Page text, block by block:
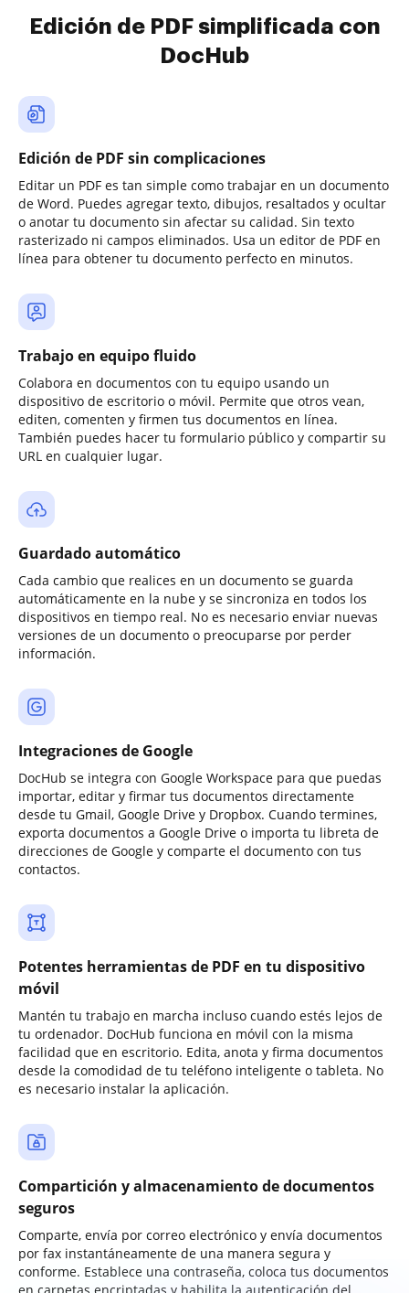
Edición de PDF simplificada con
DocHub
Edición de PDF sin complicaciones
Editar un PDF es tan simple como trabajar en un documento
de Word. Puedes agregar texto, dibujos, resaltados y ocultar
o anotar tu documento sin afectar su calidad. Sin texto
rasterizado ni campos eliminados. Usa un editor de PDF en
línea para obtener tu documento perfecto en minutos.
Trabajo en equipo fluido
Colabora en documentos con tu equipo usando un
dispositivo de escritorio o móvil. Permite que otros vean,
editen, comenten y firmen tus documentos en línea.
También puedes hacer tu formulario público y compartir su
URL en cualquier lugar.
Guardado automático
Cada cambio que realices en un documento se guarda
automáticamente en la nube y se sincroniza en todos los
dispositivos en tiempo real. No es necesario enviar nuevas
versiones de un documento o preocuparse por perder
información.
Integraciones de Google
DocHub se integra con Google Workspace para que puedas
importar, editar y firmar tus documentos directamente
desde tu Gmail, Google Drive y Dropbox. Cuando termines,
exporta documentos a Google Drive o importa tu libreta de
direcciones de Google y comparte el documento con tus
contactos.
Potentes herramientas de PDF en tu dispositivo
móvil
Mantén tu trabajo en marcha incluso cuando estés lejos de
tu ordenador. DocHub funciona en móvil con la misma
facilidad que en escritorio. Edita, anota y firma documentos
desde la comodidad de tu teléfono inteligente o tableta. No
es necesario instalar la aplicación.
Compartición y almacenamiento de documentos
seguros
Comparte, envía por correo electrónico y envía documentos
por fax instantáneamente de una manera segura y
conforme. Establece una contraseña, coloca tus documentos